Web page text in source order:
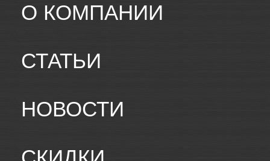
О КОМПАНИИ
СТАТЬИ
НОВОСТИ